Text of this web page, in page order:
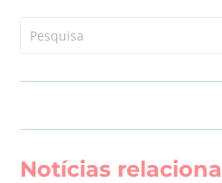
Notícias